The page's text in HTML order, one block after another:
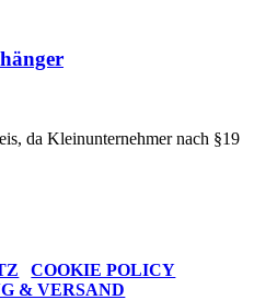
da Kleinunternehmer nach §19
|COOKIE POLICY
& VERSAND